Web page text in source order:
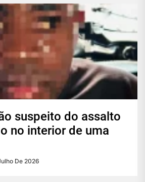
suspeito do assalto
no interior de uma
De 2026